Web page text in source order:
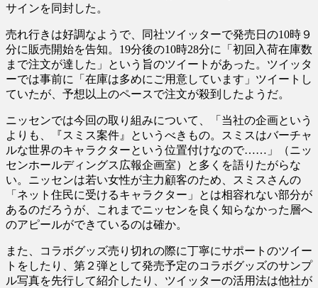
サインを同封した。
売れ行きは好調なようで、同社ツイッターで発売日の10時９
分に販売開始を告知。19分後の10時28分に「初回入荷在庫数
まで注文が達した」という旨のツイートがあった。ツイッタ
ーでは事前に「在庫は多めにご用意しています」ツイートし
ていたが、予想以上のペースで注文が殺到したようだ。
ニッセンでは今回の取り組みについて、「当社の企画という
よりも、『スミス案件』というべきもの。スミスはバーチャ
ルな世界のキャラクターという位置付けなので……」（ニッ
センホールディングス広報企画室）と多くを語りたがらな
い。ニッセンは若い女性が主力顧客のため、スミスさんの
「ネット住民に受けるキャラクター」とは相容れない部分が
あるのだろうが、これまでニッセンを良く知らなかった層へ
のアピールができているのは確か。
また、コラボグッズ売り切れの際に丁寧にサポートのツイー
トをしたり、第２弾として発売予定のコラボグッズのサンプ
ル写真を先行して紹介したり、ツイッターの活用法は他社が